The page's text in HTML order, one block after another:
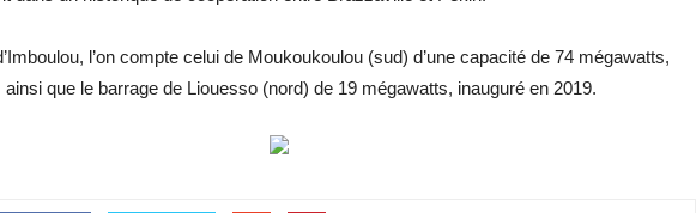
l’on compte celui de Moukoukoulou (sud) d’une capacité de 74 mégawatts,
ainsi que le barrage de Liouesso (nord) de 19 mégawatts, inauguré en 2019.